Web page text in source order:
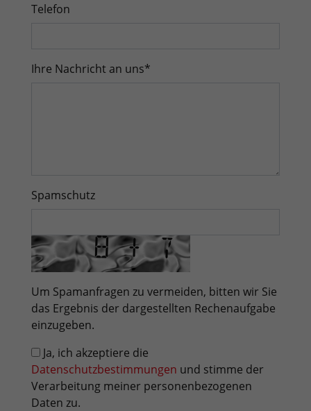
Telefon
Ihre Nachricht an uns*
Spamschutz
Um Spamanfragen zu vermeiden, bitten wir Sie
das Ergebnis der dargestellten Rechenaufgabe
einzugeben.
Ja, ich akzeptiere die
Datenschutzbestimmungen und stimme der
Verarbeitung meiner personenbezogenen
Daten zu.